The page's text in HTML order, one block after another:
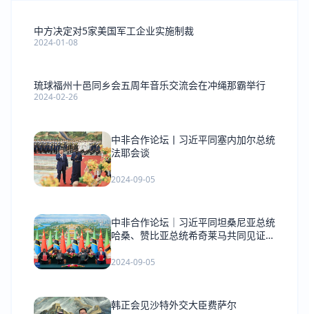
中方决定对5家美国军工企业实施制裁
2024-01-08
琉球福州十邑同乡会五周年音乐交流会在冲绳那霸举行
2024-02-26
中非合作论坛丨习近平同塞内加尔总统
法耶会谈
2024-09-05
中非合作论坛｜习近平同坦桑尼亚总统
哈桑、赞比亚总统希奇莱马共同见证签
2024-09-05
韩正会见沙特外交大臣费萨尔